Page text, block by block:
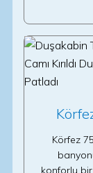
Körfez
konforlu